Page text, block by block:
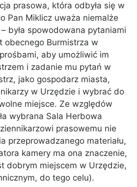
prasowa, która odbyła się w
Pan Miklicz uważa niemalże
była spowodowana pytaniami
obecnego Burmistrza w
aby umożliwić im
i zadanie mu pytań w
jako gospodarz miasta,
w Urzędzie i wybrać do
miejsce. Ze względów
wybrana Sala Herbowa
prasowemu nie
przeprowadzanego materiału,
kamery ma ona znaczenie,
dobrym miejscem w Urzędzie,
do tego celu).